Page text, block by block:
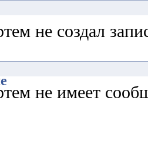
не создал
не имеет